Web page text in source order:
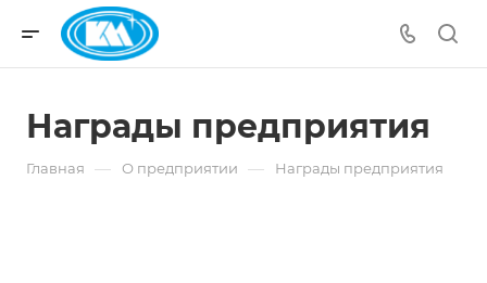
Награды предприятия
Главная — О предприятии — Награды предприятия